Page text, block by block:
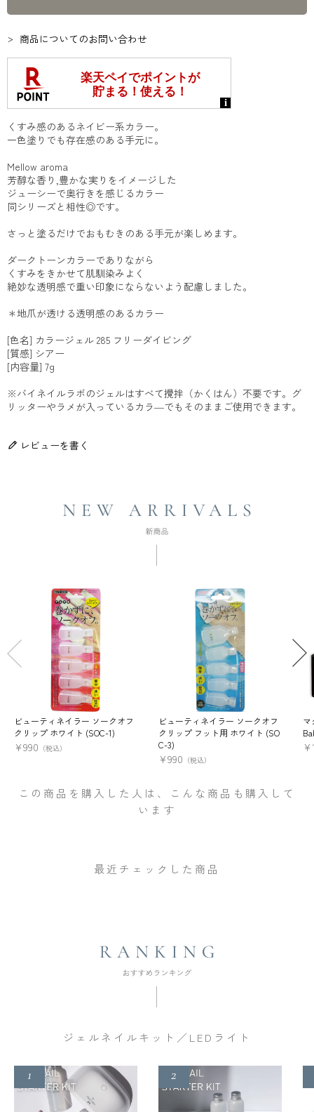
商品についてのお問い合わせ
くすみ感のあるネイビー系カラー。
一色塗りでも存在感のある手元に。
Mellow aroma
芳醇な香り,豊かな実りをイメージした
ジューシーで奥行きを感じるカラー
同シリーズと相性◎です。
さっと塗るだけでおもむきのある手元が楽しめます。
ダークトーンカラーでありながら
くすみをきかせて肌馴染みよく
絶妙な透明感で重い印象にならないよう配慮しました。
＊地爪が透ける透明感のあるカラー
[色名] カラージェル 285 フリーダイビング
[質感] シアー
[内容量] 7g
※バイネイルラボのジェルはすべて攪拌（かくはん）不要です。グ
リッターやラメが入っているカラ―でもそのままご使用できます。
レビューを書く
ビューティネイラー ソークオフ
クリップ ホワイト (SOC-1)
¥990 （税込）
ビューティネイラー ソークオフ
クリップ フット用 ホワイト (SO
C-3)
¥990 （税込）
マ
¥
この商品を購入した人は、こんな商品も購入して
います
最近チェックした商品
ジェルネイルキット／LEDライト